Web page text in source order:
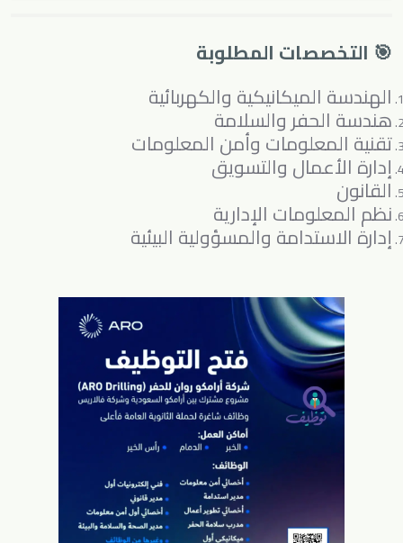
🎯 التخصصات المطلوبة
الهندسة الميكانيكية والكهربائية
هندسة الحفر والسلامة
تقنية المعلومات وأمن المعلومات
إدارة الأعمال والتسويق
القانون
نظم المعلومات الإدارية
إدارة الاستدامة والمسؤولية البيئية